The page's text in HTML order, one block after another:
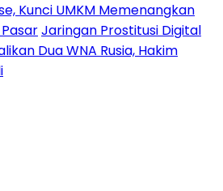
Kunci UMKM Memenangkan
Jaringan Prostitusi Digital
Dua WNA Rusia, Hakim